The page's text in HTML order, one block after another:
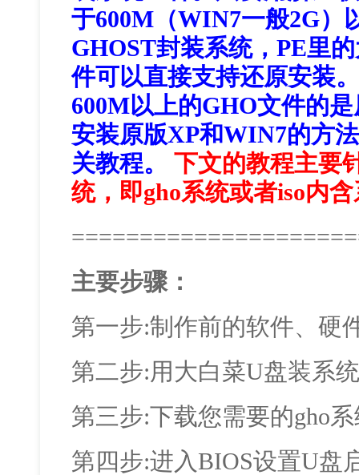
于600M（WIN7一般2G）
GHOST封装系统，PE里
件可以直接支持还原安装
600M以上的GHO文件的
安装原版XP和WIN7的方
关教程。 下文的教程主要
统，即gho系统或者iso内
主要步骤：
第一步:制作前的软件、硬
第二步:用大白菜U盘装系
第三步:下载您需要的gho
第四步:进入BIOS设置U盘